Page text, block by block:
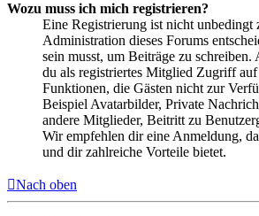
Wozu muss ich mich registrieren?
Eine Registrierung ist nicht
Administration dieses Forums
sein musst, um Beiträge zu
du als registriertes Mitglied Zugriff auf
Funktionen, die Gästen nicht zur
Beispiel Avatarbilder, Private
andere Mitglieder, Beitritt zu
Wir empfehlen dir eine Anmeldung,
und dir zahlreiche Vorteile bietet.
Nach oben